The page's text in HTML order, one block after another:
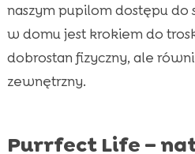
naszym pupilom dostępu do
w domu jest krokiem do
dobrostan fizyczny, ale
zewnętrzny.
Purrfect Life –